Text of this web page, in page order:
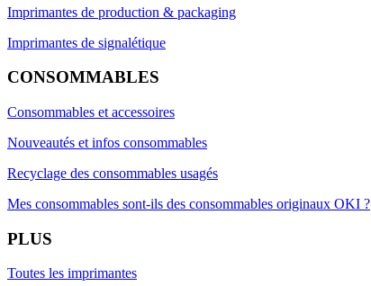
Imprimantes de production & packaging
Imprimantes de signalétique
CONSOMMABLES
Consommables et accessoires
Nouveautés et infos consommables
Recyclage des consommables usagés
Mes consommables sont-ils des consommables originaux OKI ?
PLUS
Toutes les imprimantes